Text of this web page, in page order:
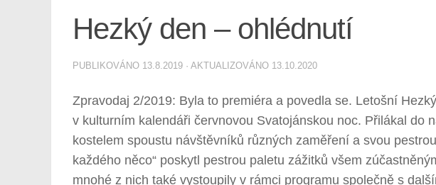
Hezký den – ohlédnutí
PUBLIKOVÁNO 13.8.2019 · AKTUALIZOVÁNO 13.10.2020
Zpravodaj 2/2019: Byla to premiéra a povedla se. Letošní
v kulturním kalendáři červnovou Svatojánskou noc. Přilákal do
kostelem spoustu návštěvníků různých zaměření a svou
každého něco“ poskytl pestrou paletu zážitků všem
mnohé z nich také vystoupily v rámci programu společně s